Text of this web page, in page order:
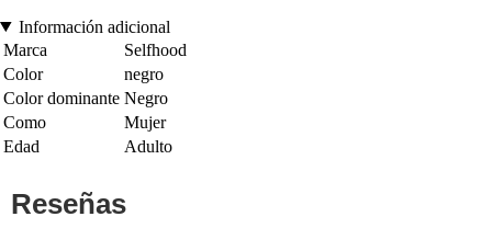
Información adicional
Marca
Selfhood
Color
negro
Color dominante Negro
Como
Mujer
Edad
Adulto